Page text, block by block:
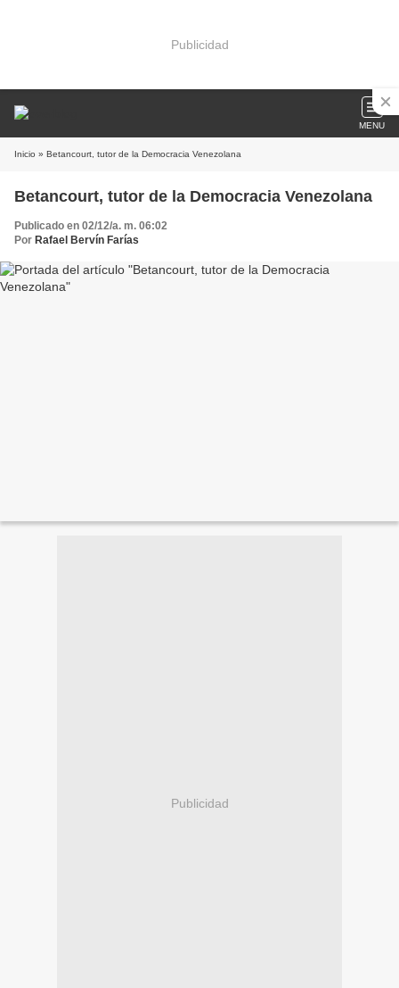
Publicidad
MENU
Inicio » Betancourt, tutor de la Democracia Venezolana
Betancourt, tutor de la Democracia Venezolana
Publicado en 02/12/a. m. 06:02
Por Rafael Bervín Farías
Publicidad